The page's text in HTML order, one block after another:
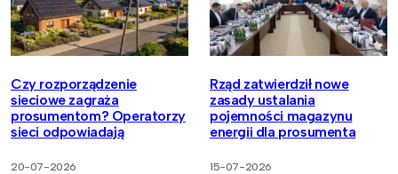
Czy rozporządzenie
sieciowe zagraża
prosumentom? Operatorzy
sieci odpowiadają
20-07-2026
Rząd zatwierdził nowe
zasady ustalania
pojemności magazynu
energii dla prosumenta
15-07-2026